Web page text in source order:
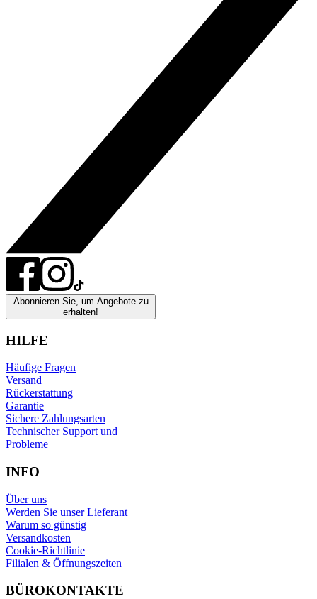
Abonnieren Sie, um Angebote zu
erhalten!
HILFE
Häufige Fragen
Versand
Rückerstattung
Garantie
Sichere Zahlungsarten
Technischer Support und
Probleme
INFO
Über uns
Werden Sie unser Lieferant
Warum so günstig
Versandkosten
Cookie-Richtlinie
Filialen & Öffnungszeiten
BÜROKONTAKTE